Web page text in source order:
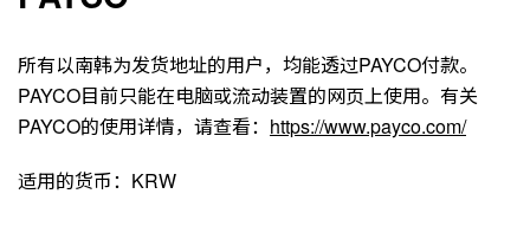
所有以南韩为发货地址的用户，均能透过PAYCO付款。
PAYCO目前只能在电脑或流动装置的网页上使用。有关
PAYCO的使用详情，请查看： https://www.payco.com/
适用的货币：KRW